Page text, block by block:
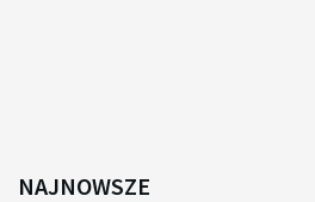
NAJNOWSZE